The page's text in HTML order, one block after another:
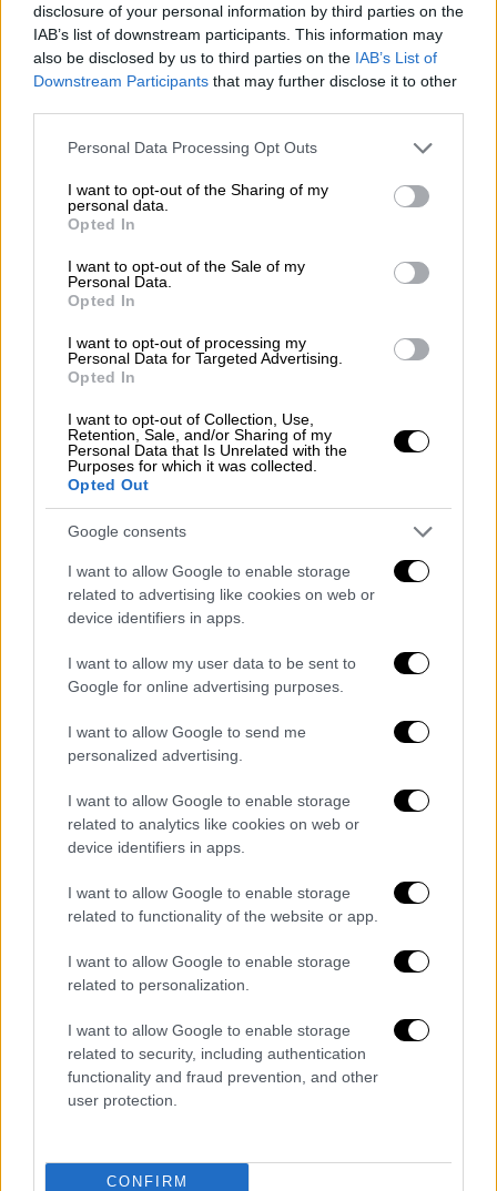
disclosure of your personal information by third parties on the
IAB’s list of downstream participants. This information may
also be disclosed by us to third parties on the IAB’s List of
Downstream Participants that may further disclose it to other
Please note that this website/app uses one or more Google
not limited to your visit or usage behaviour. You may click to
grant or deny consent to Google and its third-party tags to
use your data for below specified purposes in below Google
consent section.
Personal Data Processing Opt Outs
I want to opt-out of the Sharing of my
personal data.
Opted In
I want to opt-out of the Sale of my
Personal Data.
Opted In
I want to opt-out of processing my
Personal Data for Targeted Advertising.
Opted In
I want to opt-out of Collection, Use,
Retention, Sale, and/or Sharing of my
Personal Data that Is Unrelated with the
Purposes for which it was collected.
Opted Out
Google consents
I want to allow Google to enable storage
related to advertising like cookies on web or
device identifiers in apps.
I want to allow my user data to be sent to
Google for online advertising purposes.
I want to allow Google to send me
personalized advertising.
I want to allow Google to enable storage
related to analytics like cookies on web or
device identifiers in apps.
I want to allow Google to enable storage
related to functionality of the website or app.
I want to allow Google to enable storage
related to personalization.
I want to allow Google to enable storage
related to security, including authentication
functionality and fraud prevention, and other
user protection.
CONFIRM
ΔΙΑΒΑΣΤΕ ΕΠΙΣΗΣ
Οικονομία |08.07.2026 07:43
Ακίνητα: Παράταση στο «πάγωμα»
ΦΠΑ και φόρου υπεραξίας σχεδιάζει
η κυβέρνηση
Αντίστοιχα, οι συνταξιούχοι του
, του
ΝΑΤ, του Δημοσίου και των υπόλοιπων
Ταμείων μισθωτών θα δουν τα χρήματα
στους λογαριασμούς τους την Πέμπτη 30
επικουρικές συντάξεις.
Αναλυτικά οι ημερομηνίες πληρωμής:
ΟΑΕΕ: Τρίτη 28 Ιουλίου 2026
ΟΓΑ: Τρίτη 28 Ιουλίου 2026
ΕΤΑΑ: Τρίτη 28 Ιουλίου 2026
Νέοι συνταξιούχοι μετά την 1/1/2017: Τρίτη
28 Ιουλίου 2026
ΙΚΑ: Πέμπτη 30 Ιουλίου 2026
Δημόσιο: Πέμπτη 30 Ιουλίου 2026
Υπόλοιπα Ταμεία μισθωτών ΕΦΚΑ: Πέμπτη
30 Ιουλίου 2026
Υπενθυμίζεται ότι η ταυτόχρονη καταβολή
κύριων και επικουρικών συντάξεων
εφαρμόζεται σε μόνιμη βάση μετά από
σχετική απόφαση του Υπουργείου Εργασίας
και της διοίκησης του e-ΕΦΚΑ,
συνταξιούχων.
διαγράφονται